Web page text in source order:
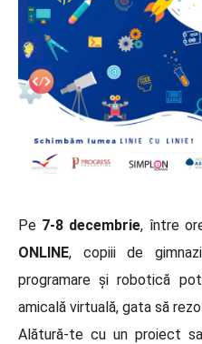
Pe 7-8 decembrie, între
ONLINE, copiii de
programare și robotică
amicală virtuală, gata să
Alătură-te cu un proiect